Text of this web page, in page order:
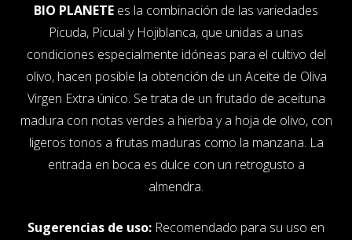
BIO PLANETE es la combinación de las variedades
Picuda, Picual y Hojiblanca, que unidas a unas
condiciones especialmente idóneas para el cultivo del
olivo, hacen posible la obtención de un Aceite de Oliva
Virgen Extra único. Se trata de un frutado de aceituna
madura con notas verdes a hierba y a hoja de olivo, con
ligeros tonos a frutas maduras como la manzana. La
entrada en boca es dulce con un retrogusto a
almendra.
Sugerencias de uso: Recomendado para su uso en